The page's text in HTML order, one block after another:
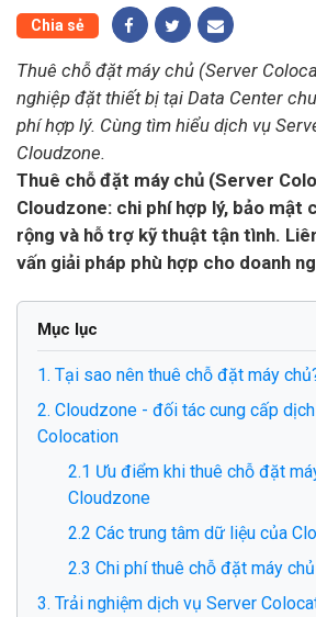
Chia sẻ
Thuê chỗ đặt máy chủ (Server
nghiệp đặt thiết bị tại Data Center
phí hợp lý. Cùng tìm hiểu dịch vụ
Cloudzone.
Thuê chỗ đặt máy chủ (Server
Cloudzone: chi phí hợp lý, bảo mật
rộng và hỗ trợ kỹ thuật tận tình.
vấn giải pháp phù hợp cho doanh
Mục lục
1. Tại sao nên thuê chỗ đặt máy
2. Cloudzone - đối tác cung cấp
Colocation
2.1 Ưu điểm khi thuê chỗ đặt
Cloudzone
2.2 Các trung tâm dữ liệu của
2.3 Chi phí thuê chỗ đặt máy chủ
3. Trải nghiệm dịch vụ Server